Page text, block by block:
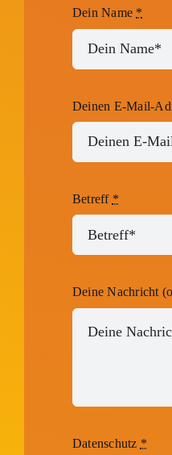
Dein Name *
Deinen E-Mail-
Betreff *
Deine Nachricht
Datenschutz *